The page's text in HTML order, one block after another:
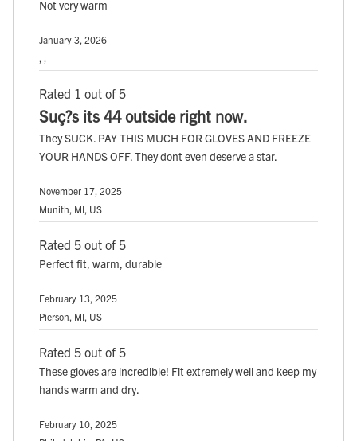
Not very warm
January 3, 2026
, ,
Rated 1 out of 5
Suç?s its 44 outside right now.
They SUCK. PAY THIS MUCH FOR GLOVES AND FREEZE
YOUR HANDS OFF. They dont even deserve a star.
November 17, 2025
Munith, MI, US
Rated 5 out of 5
Perfect fit, warm, durable
February 13, 2025
Pierson, MI, US
Rated 5 out of 5
These gloves are incredible! Fit extremely well and keep my
hands warm and dry.
February 10, 2025